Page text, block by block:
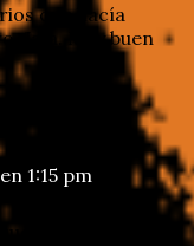
que hacía
Jaja. Muy buen
1:15 pm
bueno que le